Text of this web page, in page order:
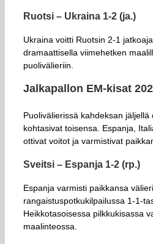
Ruotsi – Ukraina 1-2 (ja.)
Ukraina voitti Ruotsin 2-1
dramaattisella viimehetken
puolivälieriin.
Jalkapallon EM-kisat
Puolivälierissä kahdeksan jäljellä
kohtasivat toisensa. Espanja,
ottivat voitot ja varmistivat
Sveitsi – Espanja 1-2 (rp.)
Espanja varmisti paikkansa
rangaistuspotkukilpailussa 1-1-
Heikkotasoisessa pilkkukisassa
maalinteossa.